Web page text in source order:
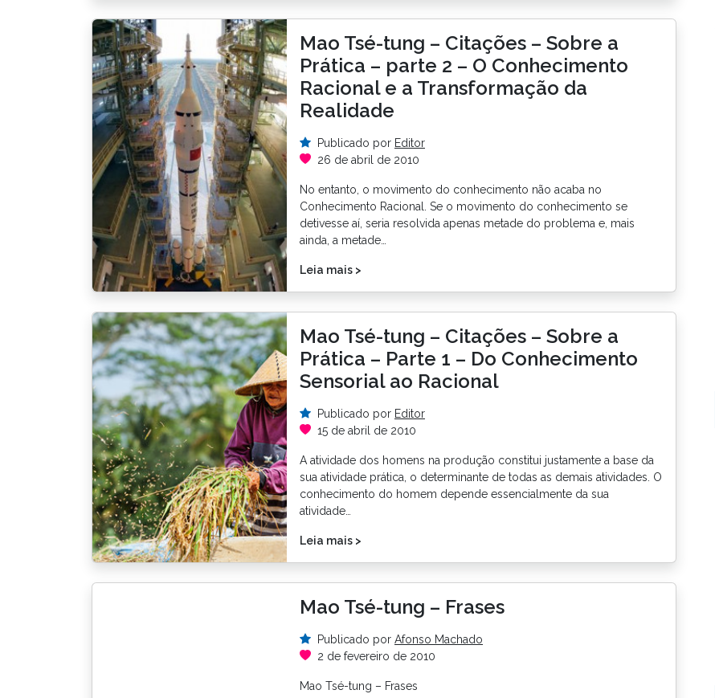
Mao Tsé-tung – Citações – Sobre a
Prática – parte 2 – O Conhecimento
Racional e a Transformação da
Realidade
Publicado por Editor
26 de abril de 2010
No entanto, o movimento do conhecimento não acaba no
Conhecimento Racional. Se o movimento do conhecimento se
detivesse aí, seria resolvida apenas metade do problema e, mais
ainda, a metade…
Leia mais >
Mao Tsé-tung – Citações – Sobre a
Prática – Parte 1 – Do Conhecimento
Sensorial ao Racional
Publicado por Editor
15 de abril de 2010
A atividade dos homens na produção constitui justamente a base da
sua atividade prática, o determinante de todas as demais atividades. O
conhecimento do homem depende essencialmente da sua
atividade…
Leia mais >
Mao Tsé-tung – Frases
Publicado por Afonso Machado
2 de fevereiro de 2010
Mao Tsé-tung – Frases